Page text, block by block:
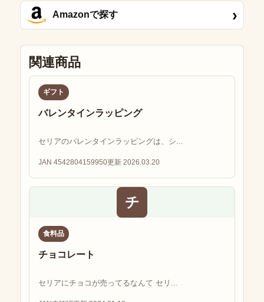
Amazonで探す ›
関連商品
ギフト
バレンタインラッピング
セリアのバレンタインラッピングは、シ...
JAN 4542804159950更新 2026.03.20
チ
食料品
チョコレート
セリアにチョコが売ってるなんて セリ...